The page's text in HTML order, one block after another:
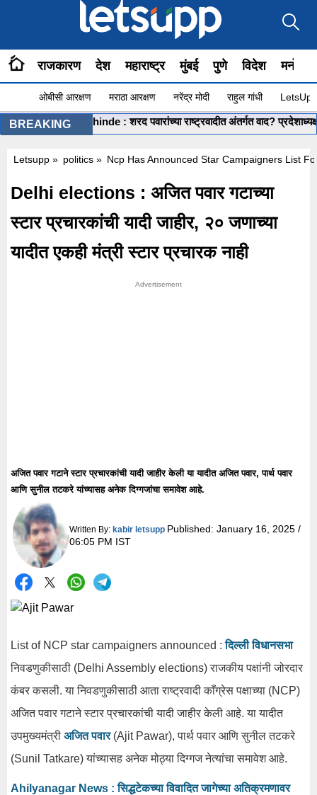
राजकारण देश महाराष्ट्र मुंबई पुणे विदेश
ओबीसी आरक्षण मराठा आरक्षण नरेंद्र मोदी राहुल गांधी
BREAKING •
Letsupp » politics » Ncp Has Announced Star Campaigners List
Delhi elections : अजित पवार गटाच्या
स्टार प्रचारकांची यादी जाहीर, २० जणाच्या
यादीत एकही मंत्री स्टार प्रचारक नाही
अजित पवार गटाने स्टार प्रचारकांची यादी जाहीर केली या यादीत अजित पवार, पार्थ पवार
आणि सुनील तटकरे यांच्यासह अनेक दिग्गजांचा समावेश आहे.
Written By:kabir letsupp Published:January 16, 2025 /
06:05 PM IST
List of NCP star campaigners announced :दिल्ली विधानसभा
निवडणुकीसाठी (Delhi Assembly elections) राजकीय पक्षांनी जोरदार
कंबर कसली. या निवडणुकीसाठी आता राष्ट्रवादी काँग्रेस पक्षाच्या (NCP)
अजित पवार गटाने स्टार प्रचारकांची यादी जाहीर केली आहे. या यादीत
उपमुख्यमंत्री अजित पवार(Ajit Pawar), पार्थ पवार आणि सुनील तटकरे
(Sunil Tatkare) यांच्यासह अनेक मोठ्या दिग्गज नेत्यांचा समावेश आहे.
Ahilyanagar News : सिद्धटेकच्या विवादित जागेच्या अतिक्रमणावर